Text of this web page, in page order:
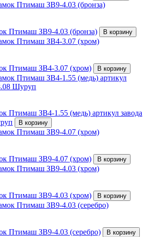
Птимаш ЗВ9-4.03 (бронза)
В корзину
Птимаш ЗВ4-3.07 (хром)
В корзину
Птимаш ЗВ4-1.55 (медь) артикул завода
В корзину
Птимаш ЗВ9-4.07 (хром)
В корзину
Птимаш ЗВ9-4.03 (хром)
В корзину
Птимаш ЗВ9-4.03 (серебро)
В корзину